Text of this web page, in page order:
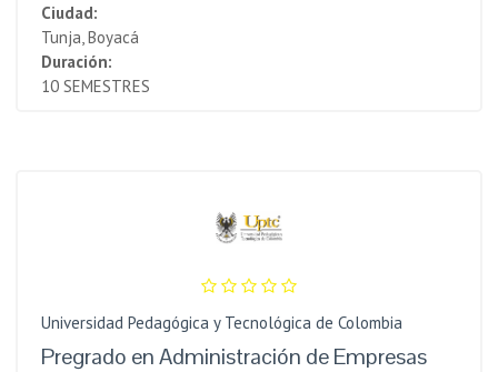
Ciudad:
Tunja, Boyacá
Duración:
10 SEMESTRES
Universidad Pedagógica y Tecnológica de Colombia
Pregrado en Administración de Empresas